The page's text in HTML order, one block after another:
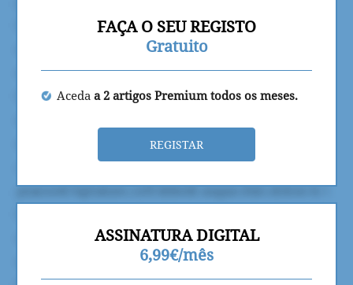
FAÇA O SEU REGISTO
Gratuito
Aceda a 2 artigos Premium todos os meses.
REGISTAR
ASSINATURA DIGITAL
6,99€/mês